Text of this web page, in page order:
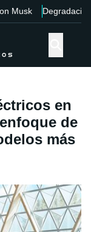
Musk Degradación
en
de
más